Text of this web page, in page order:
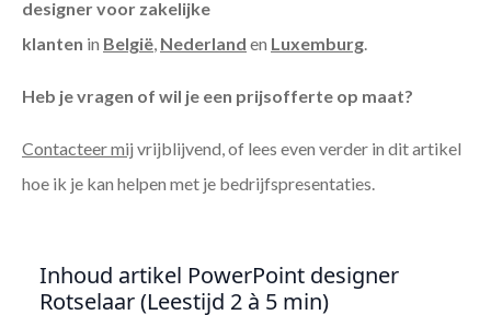
designer voor zakelijke
klanten in België, Nederland en Luxemburg.
Heb je vragen of wil je een prijsofferte op maat?
Contacteer mij vrijblijvend, of lees even verder in dit artikel
hoe ik je kan helpen met je bedrijfspresentaties.
Inhoud artikel PowerPoint designer
Rotselaar (Leestijd 2 à 5 min)